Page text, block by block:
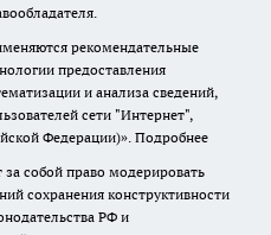
рекомендательные
предоставления
и анализа сведений,
сети "Интернет",
Федерации)». Подробнее
собой право модерировать
сохранения конструктивности
РФ и